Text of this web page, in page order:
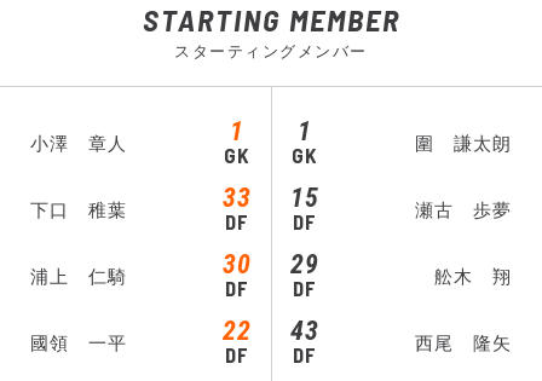
STARTING MEMBER
スターティングメンバー
小澤 章人 1
GK
下口 稚葉 33
DF
浦上 仁騎 30
DF
國領 一平 22
DF
GK
1 圍 謙太朗
DF
15 瀬古 歩夢
DF
29 舩木 翔
DF
43 西尾 隆矢